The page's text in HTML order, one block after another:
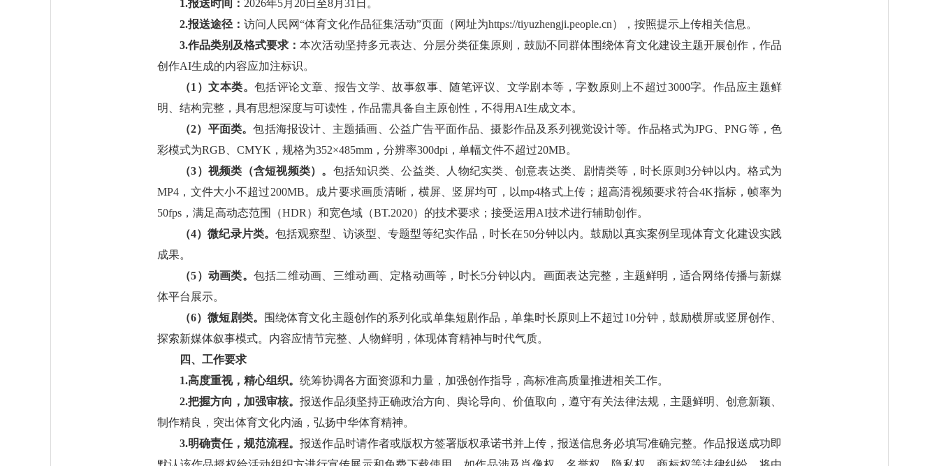
1.报送时间： 2026年5月20日至8月31日。
2.报送途径： 访问人民网“体育文化作品征集活动”页面（网址为https://tiyuzhengji.people.cn），按照提示上传相关信息。
3.作品类别及格式要求：本次活动坚持多元表达、分层分类征集原则，鼓励不同群体围绕体育文化建设主题开展创作，作品
创作AI生成的内容应加注标识。
（1）文本类。包括评论文章、报告文学、故事叙事、随笔评议、文学剧本等，字数原则上不超过3000字。作品应主题鲜
明、结构完整，具有思想深度与可读性，作品需具备自主原创性，不得用AI生成文本。
（2）平面类。包括海报设计、主题插画、公益广告平面作品、摄影作品及系列视觉设计等。作品格式为JPG、PNG等，色
彩模式为RGB、CMYK，规格为352×485mm，分辨率300dpi，单幅文件不超过20MB。
（3）视频类（含短视频类）。 包括知识类、公益类、人物纪实类、创意表达类、剧情类等，时长原则3分钟以内。格式为
MP4，文件大小不超过200MB。成片要求画质清晰，横屏、竖屏均可，以mp4格式上传；超高清视频要求符合4K指标，帧率为
50fps，满足高动态范围（HDR）和宽色域（BT.2020）的技术要求；接受运用AI技术进行辅助创作。
（4）微纪录片类。包括观察型、访谈型、专题型等纪实作品，时长在50分钟以内。鼓励以真实案例呈现体育文化建设实践
成果。
（5）动画类。 包括二维动画、三维动画、定格动画等，时长5分钟以内。画面表达完整，主题鲜明，适合网络传播与新媒
体平台展示。
（6）微短剧类。
围绕体育文化主题创作的系列化或单集短剧作品，单集时长原则上不超过10分钟，鼓励横屏或竖屏创作、
探索新媒体叙事模式。内容应情节完整、人物鲜明，体现体育精神与时代气质。
四、工作要求
1.高度重视，精心组织。 统筹协调各方面资源和力量，加强创作指导，高标准高质量推进相关工作。
2.把握方向，加强审核。报送作品须坚持正确政治方向、舆论导向、价值取向，遵守有关法律法规，主题鲜明、创意新颖、
制作精良，突出体育文化内涵，弘扬中华体育精神。
3.明确责任，规范流程。报送作品时请作者或版权方签署版权承诺书并上传，报送信息务必填写准确完整。作品报送成功即